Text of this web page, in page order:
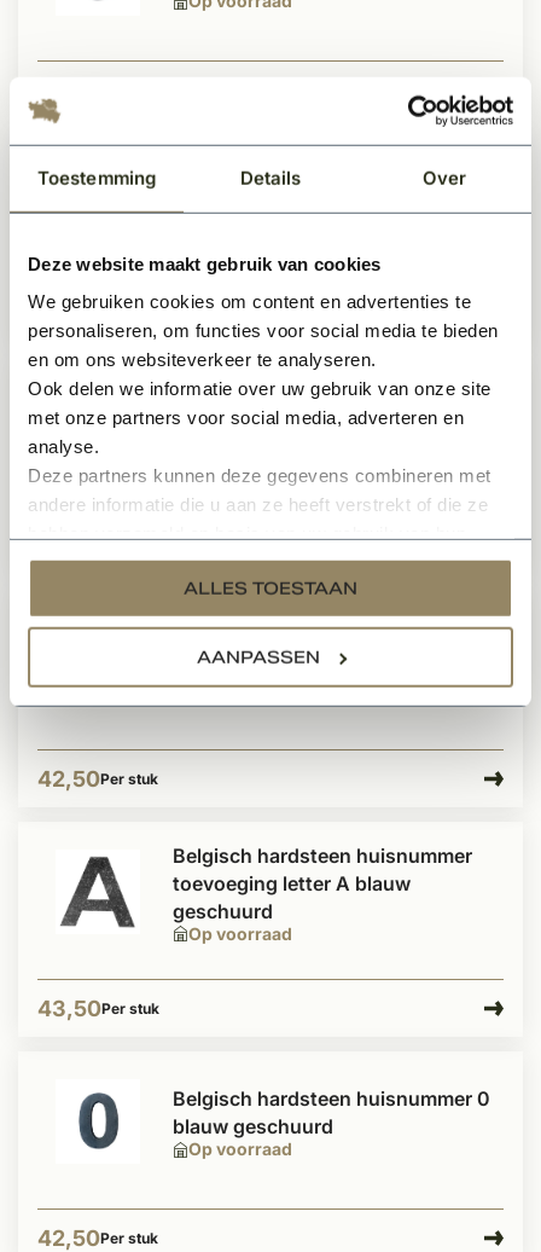
Toestemming Details Over
Deze website maakt gebruik van cookies
We gebruiken cookies om content en advertenties te
personaliseren, om functies voor social media te bieden
en om ons websiteverkeer te analyseren.
Ook delen we informatie over uw gebruik van onze site
met onze partners voor social media, adverteren en
analyse.
Deze partners kunnen deze gegevens combineren met
andere informatie die u aan ze heeft verstrekt of die ze
services.
ALLES TOESTAAN
AANPASSEN
Belgisch hardsteen huisnummer 3
blauw geschuurd
42,50Per stuk
Op voorraad
Belgisch hardsteen huisnummer 9
blauw geschuurd
Op voorraad
blauw geschuurd
42,50Per stuk
Op voorraad
Belgisch hardsteen huisnummer
toevoeging letter A blauw
geschuurd
43,50Per stuk
Op voorraad
Belgisch hardsteen huisnummer 0
blauw geschuurd
42,50Per stuk